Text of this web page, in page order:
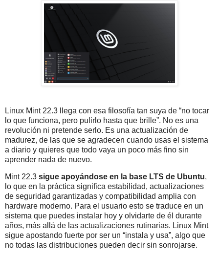
Linux Mint 22.3 llega con esa filosofía tan suya de “no tocar
lo que funciona, pero pulirlo hasta que brille”. No es una
revolución ni pretende serlo. Es una actualización de
madurez, de las que se agradecen cuando usas el sistema
a diario y quieres que todo vaya un poco más fino sin
aprender nada de nuevo.
Mint 22.3 sigue apoyándose en la base LTS de Ubuntu,
lo que en la práctica significa estabilidad, actualizaciones
de seguridad garantizadas y compatibilidad amplia con
hardware moderno. Para el usuario esto se traduce en un
sistema que puedes instalar hoy y olvidarte de él durante
años, más allá de las actualizaciones rutinarias. Linux Mint
sigue apostando fuerte por ser un “instala y usa”, algo que
no todas las distribuciones pueden decir sin sonrojarse.